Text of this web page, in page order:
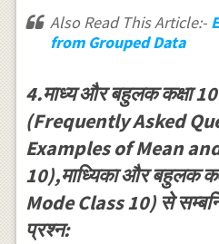
\end{array}
Also Read This Article:-
from Grouped Data
4.माध्य और बहुलक कक्षा 10
(Frequently Asked
Examples of Mean
10),माध्यिका और बहुलक
Mode Class 10) से
प्रश्न: